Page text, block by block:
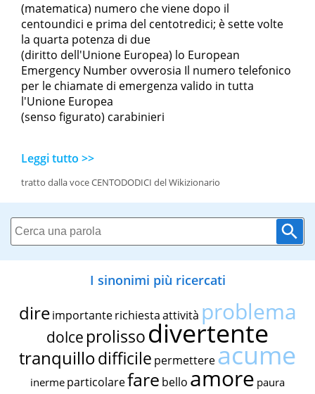
(matematica) numero che viene dopo il
centoundici e prima del centotredici; è sette volte
la quarta potenza di due
(diritto dell'Unione Europea) lo European
Emergency Number ovverosia Il numero telefonico
per le chiamate di emergenza valido in tutta
l'Unione Europea
(senso figurato) carabinieri
Leggi tutto >>
tratto dalla voce CENTODODICI del Wikizionario
I sinonimi più ricercati
dire importante richiestaattività problema
dolce prolissodivertente
tranquillodifficile permettereacume
inerme particolarefare bello amore paura